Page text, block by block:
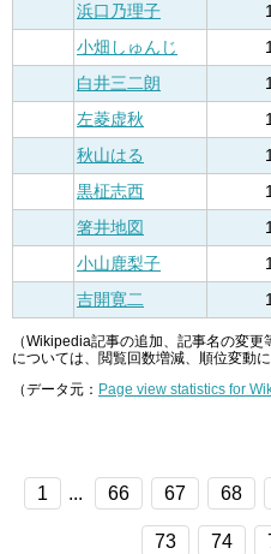
浜口乃理子
小畑しゅんじ
白井三二朗
左菱虚秋
秋山はる
黒柾志西
箸井地図
小山鹿梨子
吉開寛二
（Wikipedia記事の追加、記事名の変
については、閲覧回数増減、順位変動
（データ元： Page view statistics for
1 ... 66 67 68
73 74